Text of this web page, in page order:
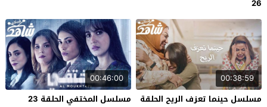
26
00:38:59
مسلسل حينما تعزف الريح الحلقة
00:46:00
مسلسل المختفي الحلقة 23